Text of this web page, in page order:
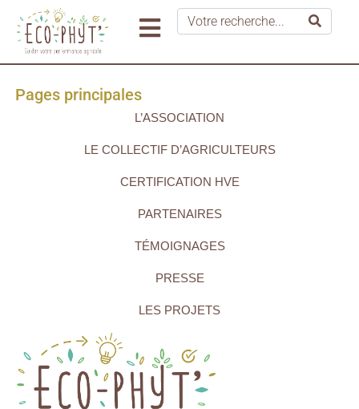
Pages principales
L’ASSOCIATION
LE COLLECTIF D’AGRICULTEURS
CERTIFICATION HVE
PARTENAIRES
TÉMOIGNAGES
PRESSE
LES PROJETS